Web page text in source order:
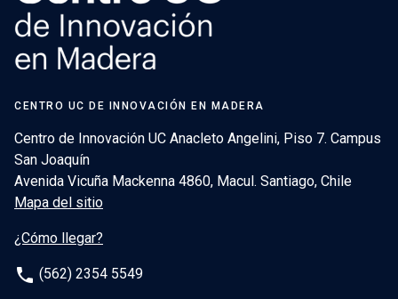
CENTRO UC DE INNOVACIÓN EN MADERA
Centro de Innovación UC Anacleto Angelini, Piso 7. Campus
San Joaquín
Avenida Vicuña Mackenna 4860, Macul. Santiago, Chile
Mapa del sitio
¿Cómo llegar?
phone (562) 2354 5549